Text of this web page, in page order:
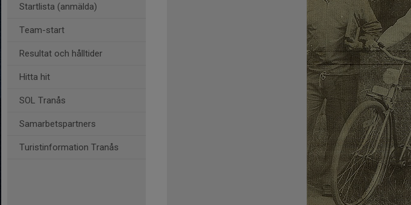
Startlista (anmälda)
Team-start
Resultat och hålltider
Hitta hit
SOL Tranås
Samarbetspartners
Turistinformation Tranås